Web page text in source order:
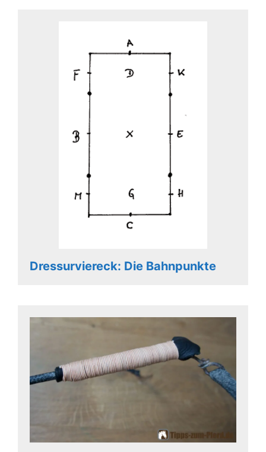
Dressurviereck: Die Bahnpunkte